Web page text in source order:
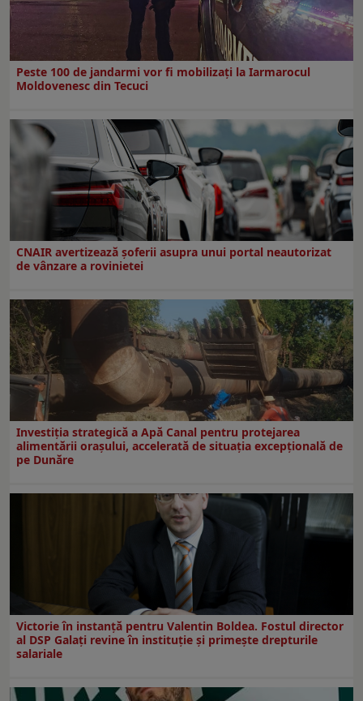
Peste 100 de jandarmi vor fi mobilizați la Iarmarocul
Moldovenesc din Tecuci
CNAIR avertizează șoferii asupra unui portal neautorizat
de vânzare a rovinietei
Investiția strategică a Apă Canal pentru protejarea
alimentării orașului, accelerată de situația excepțională de
pe Dunăre
Victorie în instanță pentru Valentin Boldea. Fostul director
al DSP Galați revine în instituție și primește drepturile
salariale